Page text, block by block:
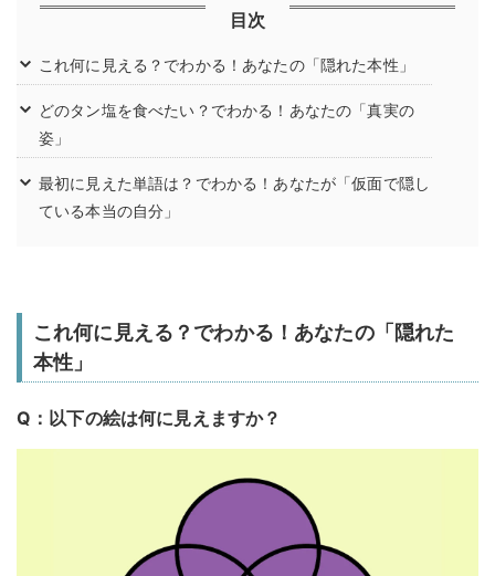
目次
これ何に見える？でわかる！あなたの「隠れた本性」
どのタン塩を食べたい？でわかる！あなたの「真実の
姿」
最初に見えた単語は？でわかる！あなたが「仮面で隠し
ている本当の自分」
これ何に見える？でわかる！あなたの「隠れた
本性」
Q：以下の絵は何に見えますか？